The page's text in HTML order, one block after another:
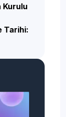
Kurulu
Tarihi: